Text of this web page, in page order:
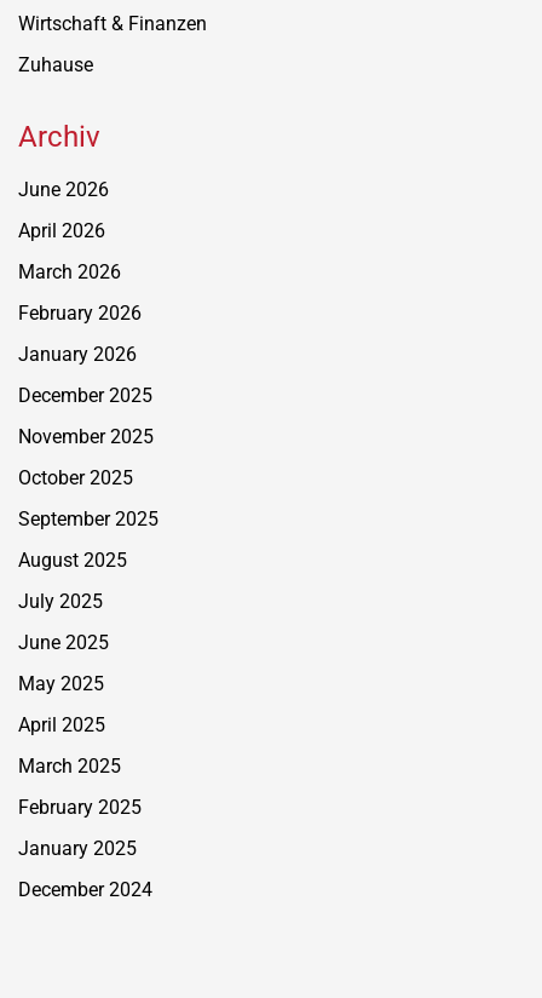
Wirtschaft & Finanzen
Zuhause
Archiv
June 2026
April 2026
March 2026
February 2026
January 2026
December 2025
November 2025
October 2025
September 2025
August 2025
July 2025
June 2025
May 2025
April 2025
March 2025
February 2025
January 2025
December 2024